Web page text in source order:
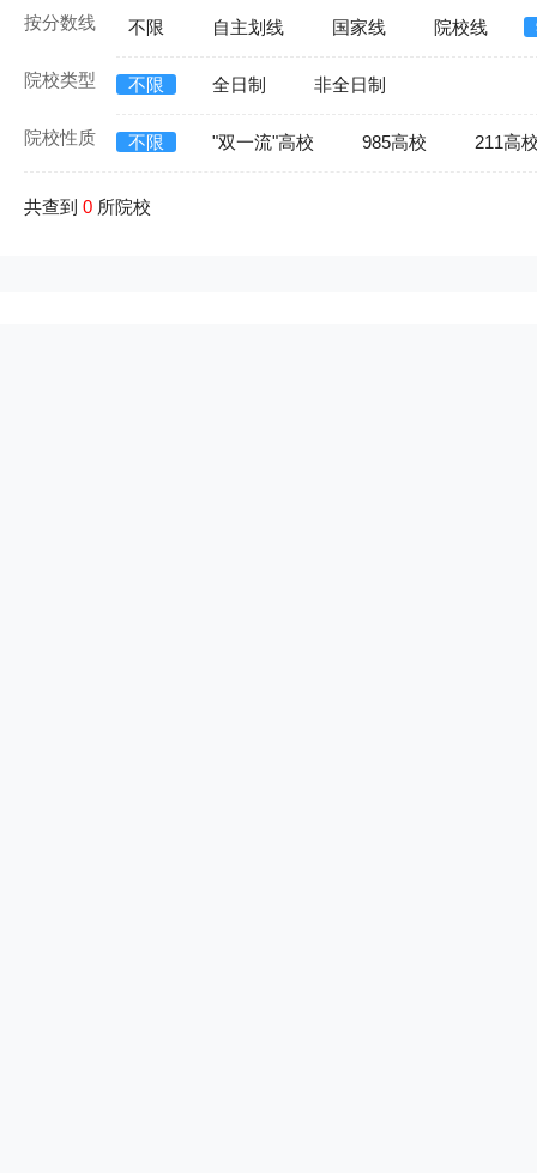
按分数线 不限 自主划线 国家线 院校线
院校类型 不限 全日制 非全日制
院校性质 不限 "双一流"高校 985高校 211高
共查到 0 所院校